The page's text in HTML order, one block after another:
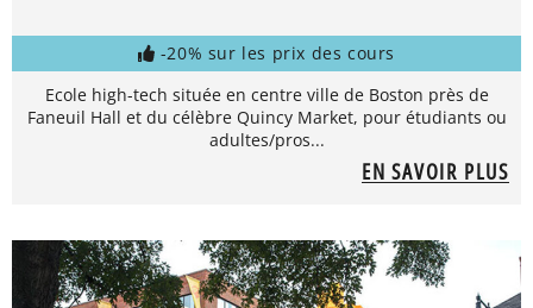
-20% sur les prix des cours
Ecole high-tech située en centre ville de Boston près de
Faneuil Hall et du célèbre Quincy Market, pour étudiants ou
adultes/pros...
EN SAVOIR PLUS